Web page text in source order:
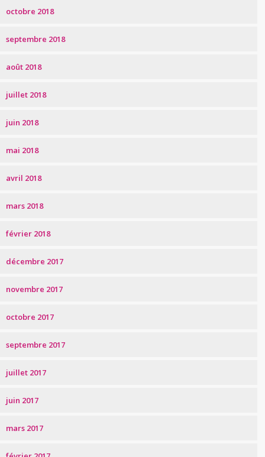
octobre 2018
septembre 2018
août 2018
juillet 2018
juin 2018
mai 2018
avril 2018
mars 2018
février 2018
décembre 2017
novembre 2017
octobre 2017
septembre 2017
juillet 2017
juin 2017
mars 2017